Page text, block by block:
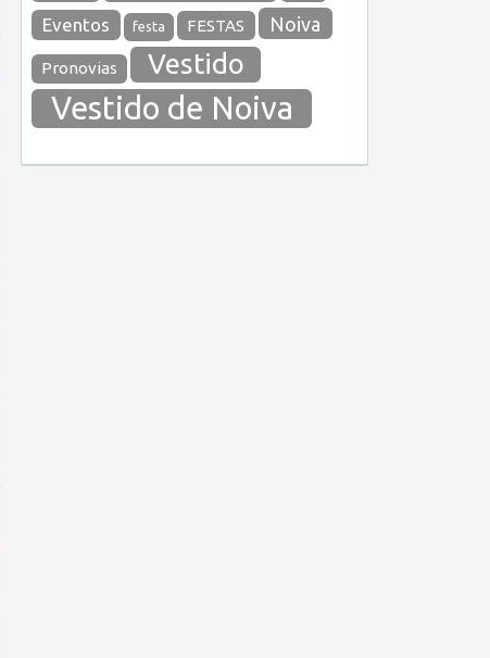
Eventos festa FESTAS Noiva
Pronovias Vestido
Vestido de Noiva